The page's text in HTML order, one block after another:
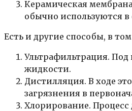
Керамическая
обычно используются
Есть и другие способы, в
Ультрафильтрация.
жидкости.
Дистилляция. В ходе
загрязнения в
Хлорирование.